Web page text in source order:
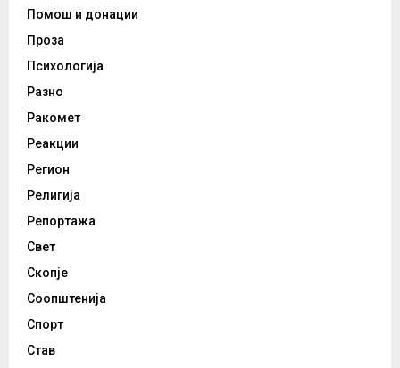
Помош и донации
Проза
Психологија
Разно
Ракомет
Реакции
Регион
Религија
Репортажа
Свет
Скопје
Соопштенија
Спорт
Став